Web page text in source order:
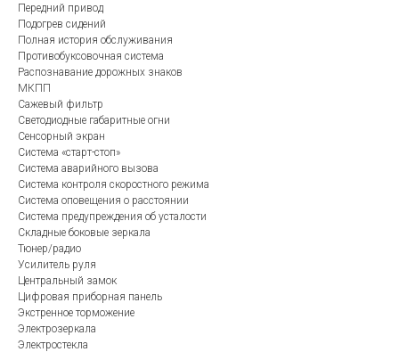
Передний привод
Подогрев сидений
Полная история обслуживания
Противобуксовочная система
Распознавание дорожных знаков
МКПП
Сажевый фильтр
Светодиодные габаритные огни
Сенсорный экран
Система «старт-стоп»
Система аварийного вызова
Система контроля скоростного режима
Система оповещения о расстоянии
Система предупреждения об усталости
Складные боковые зеркала
Тюнер/радио
Усилитель руля
Центральный замок
Цифровая приборная панель
Экстренное торможение
Электрозеркала
Электростекла